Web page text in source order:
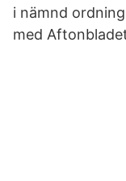
i nämnd
med